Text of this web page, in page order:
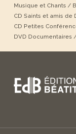
Musique et Chants /
CD Saints et amis de
CD Petites
DVD Documentaires